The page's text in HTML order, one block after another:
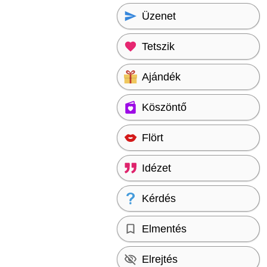
Üzenet
Tetszik
Ajándék
Köszöntő
Flört
Idézet
Kérdés
Elmentés
Elrejtés